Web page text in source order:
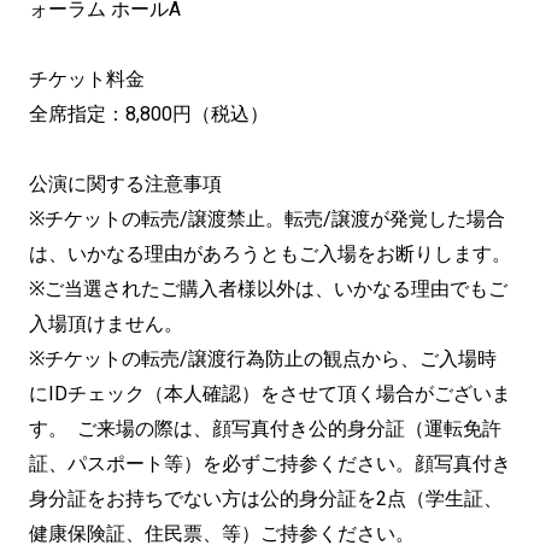
ォーラム ホールA
チケット料金
全席指定：8,800円（税込）
公演に関する注意事項
※チケットの転売/譲渡禁止。転売/譲渡が発覚した場合
は、いかなる理由があろうともご入場をお断りします。
※ご当選されたご購入者様以外は、いかなる理由でもご
入場頂けません。
※チケットの転売/譲渡行為防止の観点から、ご入場時
にIDチェック（本人確認）をさせて頂く場合がございま
す。 ご来場の際は、顔写真付き公的身分証（運転免許
証、パスポート等）を必ずご持参ください。顔写真付き
身分証をお持ちでない方は公的身分証を2点（学生証、
健康保険証、住⺠票、等）ご持参ください。